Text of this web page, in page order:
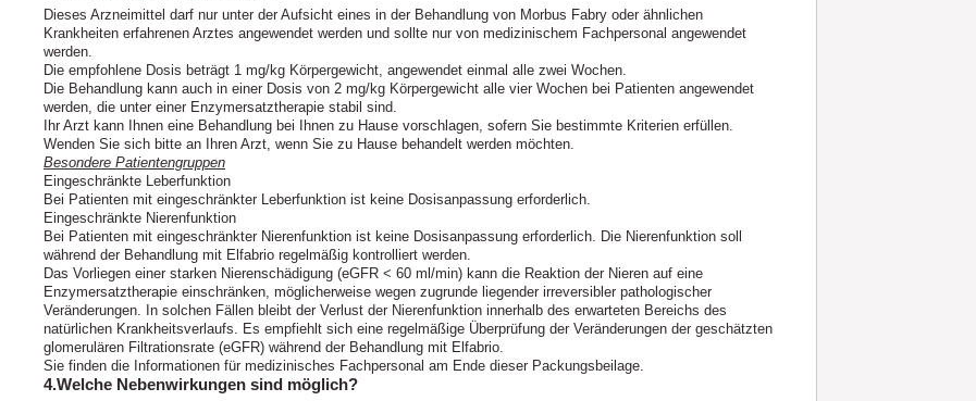
Dieses Arzneimittel darf nur unter der Aufsicht eines in der Behandlung von Morbus Fabry oder ähnlichen
Krankheiten erfahrenen Arztes angewendet werden und sollte nur von medizinischem Fachpersonal angewendet
werden.
Die empfohlene Dosis beträgt 1 mg/kg Körpergewicht, angewendet einmal alle zwei Wochen.
Die Behandlung kann auch in einer Dosis von 2 mg/kg Körpergewicht alle vier Wochen bei Patienten angewendet
werden, die unter einer Enzymersatztherapie stabil sind.
Ihr Arzt kann Ihnen eine Behandlung bei Ihnen zu Hause vorschlagen, sofern Sie bestimmte Kriterien erfüllen.
Wenden Sie sich bitte an Ihren Arzt, wenn Sie zu Hause behandelt werden möchten.
Besondere Patientengruppen
Eingeschränkte Leberfunktion
Bei Patienten mit eingeschränkter Leberfunktion ist keine Dosisanpassung erforderlich.
Eingeschränkte Nierenfunktion
Bei Patienten mit eingeschränkter Nierenfunktion ist keine Dosisanpassung erforderlich. Die Nierenfunktion soll
während der Behandlung mit Elfabrio regelmäßig kontrolliert werden.
Das Vorliegen einer starken Nierenschädigung (eGFR < 60 ml/min) kann die Reaktion der Nieren auf eine
Enzymersatztherapie einschränken, möglicherweise wegen zugrunde liegender irreversibler pathologischer
Veränderungen. In solchen Fällen bleibt der Verlust der Nierenfunktion innerhalb des erwarteten Bereichs des
natürlichen Krankheitsverlaufs. Es empfiehlt sich eine regelmäßige Überprüfung der Veränderungen der geschätzten
glomerulären Filtrationsrate (eGFR) während der Behandlung mit Elfabrio.
Sie finden die Informationen für medizinisches Fachpersonal am Ende dieser Packungsbeilage.
4.Welche Nebenwirkungen sind möglich?